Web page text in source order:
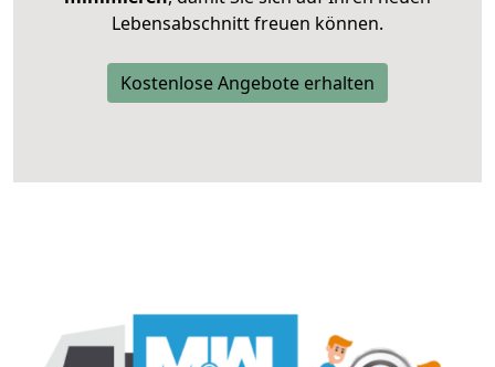
Lebensabschnitt freuen können.
Kostenlose Angebote erhalten